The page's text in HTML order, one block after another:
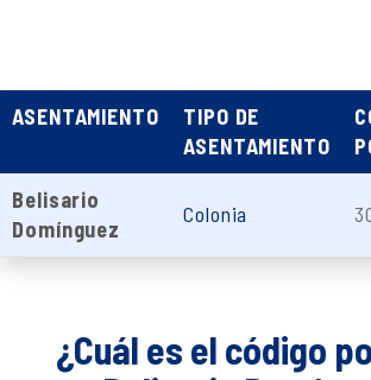
ASENTAMIENTO
TIPO DE
ASENTAMIENTO
Belisario
Domínguez
Colonia
¿Cuál es el código